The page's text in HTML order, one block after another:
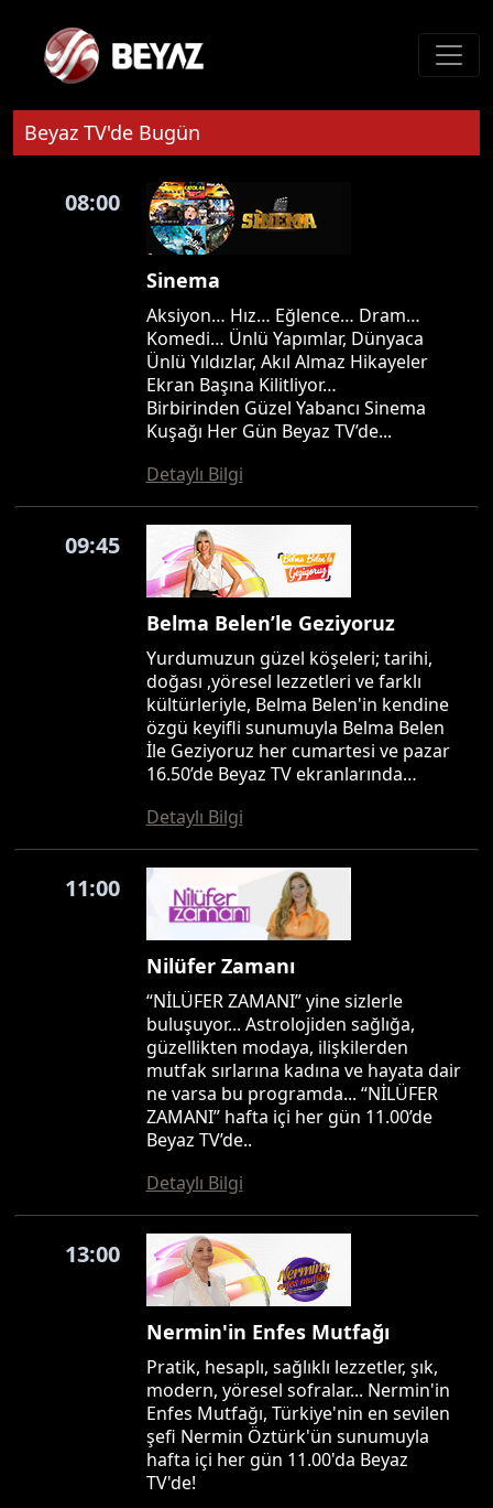
Beyaz TV'de Bugün
08:00
Sinema
Aksiyon… Hız… Eğlence… Dram…
Komedi… Ünlü Yapımlar, Dünyaca
Ünlü Yıldızlar, Akıl Almaz Hikayeler
Ekran Başına Kilitliyor…
Birbirinden Güzel Yabancı Sinema
Kuşağı Her Gün Beyaz TV’de...
Detaylı Bilgi
09:45
Belma Belen’le Geziyoruz
Yurdumuzun güzel köşeleri; tarihi,
doğası ,yöresel lezzetleri ve farklı
kültürleriyle, Belma Belen'in kendine
özgü keyifli sunumuyla Belma Belen
İle Geziyoruz her cumartesi ve pazar
16.50’de Beyaz TV ekranlarında…
Detaylı Bilgi
11:00
Nilüfer Zamanı
“NİLÜFER ZAMANI” yine sizlerle
buluşuyor... Astrolojiden sağlığa,
güzellikten modaya, ilişkilerden
mutfak sırlarına kadına ve hayata dair
ne varsa bu programda... “NİLÜFER
ZAMANI” hafta içi her gün 11.00’de
Beyaz TV’de..
Detaylı Bilgi
13:00
Nermin'in Enfes Mutfağı
Pratik, hesaplı, sağlıklı lezzetler, şık,
modern, yöresel sofralar... Nermin'in
Enfes Mutfağı, Türkiye'nin en sevilen
şefi Nermin Öztürk'ün sunumuyla
hafta içi her gün 11.00'da Beyaz
TV'de!